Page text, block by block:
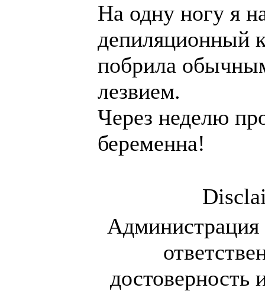
На одну ногу я
депиляционный
побрила
лезвием.
Через неделю
беременна!
Администрация
достоверность